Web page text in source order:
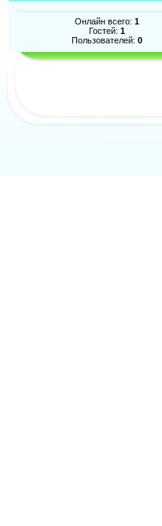
Онлайн всего: 1
Гостей: 1
Пользователей: 0